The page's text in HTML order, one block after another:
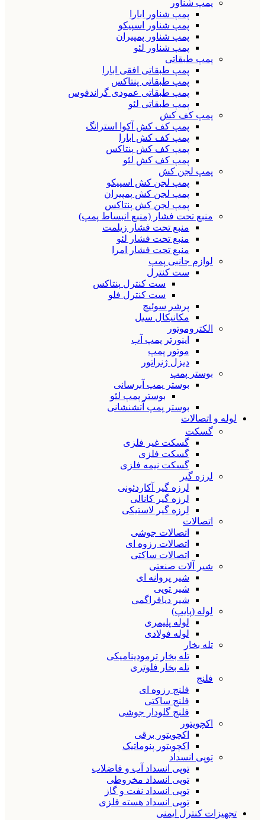
پمپ شناور
پمپ شناور ابارا
پمپ شناور اسپیکو
پمپ شناور پمپیران
پمپ شناور لئو
پمپ طبقاتی
پمپ طبقاتی افقی ابارا
پمپ طبقاتی پنتاکس
پمپ طبقاتی عمودی گراندفوس
پمپ طبقاتی لئو
پمپ کف کش
پمپ کف کش آکوا استرانگ
پمپ کف کش ابارا
پمپ کف کش پنتاکس
پمپ کف کش لئو
پمپ لجن کش
پمپ لجن کش اسپیکو
پمپ لجن کش پمپیران
پمپ لجن کش پنتاکس
منبع تحت فشار (منبع انبساط پمپ)
منبع تحت فشار زیلمت
منبع تحت فشار لئو
منبع تحت فشار امرا
لوازم جانبی پمپ
ست کنترل
ست کنترل پنتاکس
ست کنترل فلو
پرشر سوئیچ
مکانیکال سیل
الکتروموتور
اینورتر پمپ آب
موتور پمپ
دیزل ژنراتور
بوستر پمپ
بوستر پمپ آبرسانی
بوستر پمپ لئو
بوستر پمپ آتشنشانی
لوله و اتصالات
گسکت
گسکت غیر فلزی
گسکت فلزی
گسکت نیمه فلزی
لرزه گیر
لرزه گیر آکاردئونی
لرزه گیر کانالی
لرزه گیر لاستیکی
اتصالات
اتصالات جوشی
اتصالات رزوه ای
اتصالات ساکتی
شیر آلات صنعتی
شیر پروانه ای
شیر توپی
شیر دیافراگمی
لوله (پایپ)
لوله پلیمری
لوله فولادی
تله بخار
تله بخار ترمودینامیکی
تله بخار فلوتری
فلنج
فلنج رزوه ای
فلنج ساکتی
فلنج گلودار جوشی
اکچویتور
اکچویتور برقی
اکچویتور پنوماتیک
توپی انسداد
توپی انسداد آب و فاضلاب
توپی انسداد مخروطی
توپی انسداد نفت و گاز
توپی انسداد هسته فلزی
تجهیزات کنترل ایمنی